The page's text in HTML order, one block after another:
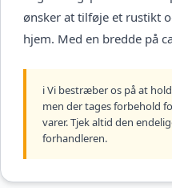
ønsker at tilføje et rustikt
hjem. Med en bredde på
ℹ️ Vi bestræber os på at
men der tages forbehold
varer. Tjek altid den
forhandleren.